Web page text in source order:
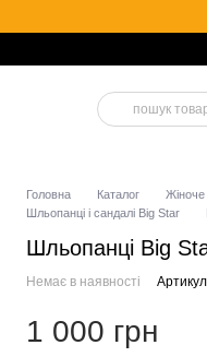
Головна Каталог Жіноче
Шльопанці і сандалі Big Star
Шльопанці Big
Немає в наявності
1 000 грн